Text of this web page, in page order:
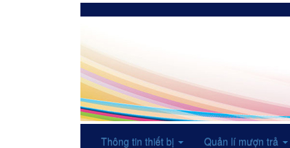
Thông tin thiết bị Quản lí mượn trả